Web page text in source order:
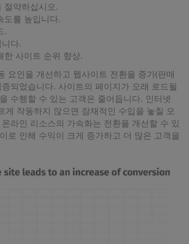
절약하십시오.
도를 높입니다.
.
다.
한 사이트 순위 향상.
요인을 개선하고 웹사이트 전환을 증가(판매
되었습니다. 사이트의 페이지가 오래 로드될
수행할 수 있는 고객은 줄어듭니다. 인터넷
게 작동하지 않으면 잠재적인 수입을 놓칠 모
라인 리소스의 가속화는 전환을 개선할 수 있
로 인해 수익이 크게 증가하고 더 많은 고객을